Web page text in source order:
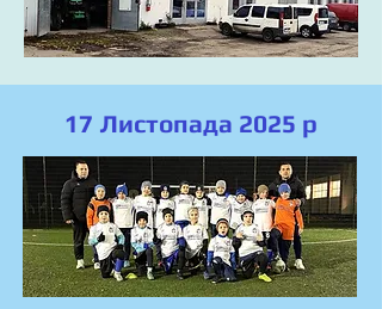
17 Листопада 2025 р